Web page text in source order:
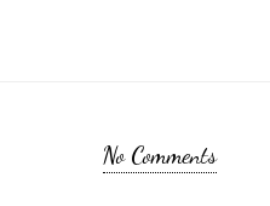
No Comments